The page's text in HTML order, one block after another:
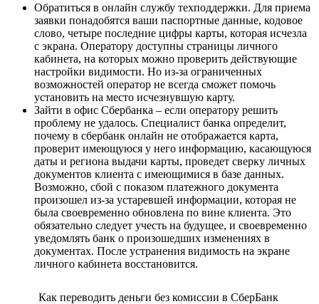
Обратиться в онлайн службу техподдержки. Для приема
заявки понадобятся ваши паспортные данные, кодовое
слово, четыре последние цифры карты, которая исчезла
с экрана. Оператору доступны страницы личного
кабинета, на которых можно проверить действующие
настройки видимости. Но из-за ограниченных
возможностей оператор не всегда сможет помочь
установить на место исчезнувшую карту.
Зайти в офис Сбербанка – если оператору решить
проблему не удалось. Специалист банка определит,
почему в сбербанк онлайн не отображается карта,
проверит имеющуюся у него информацию, касающуюся
даты и региона выдачи карты, проведет сверку личных
документов клиента с имеющимися в базе данных.
Возможно, сбой с показом платежного документа
произошел из-за устаревшей информации, которая не
была своевременно обновлена по вине клиента. Это
обязательно следует учесть на будущее, и своевременно
уведомлять банк о произошедших изменениях в
документах. После устранения видимость на экране
личного кабинета восстановится.
Как переводить деньги без комиссии в СберБанк